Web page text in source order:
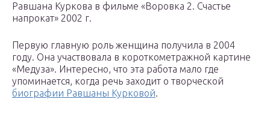
Равшана Куркова в фильме «Воровка 2. Счастье
напрокат» 2002 г.
Первую главную роль женщина получила в 2004
году. Она участвовала в короткометражной картине
«Медуза». Интересно, что эта работа мало где
упоминается, когда речь заходит о творческой
биографии Равшаны Курковой.